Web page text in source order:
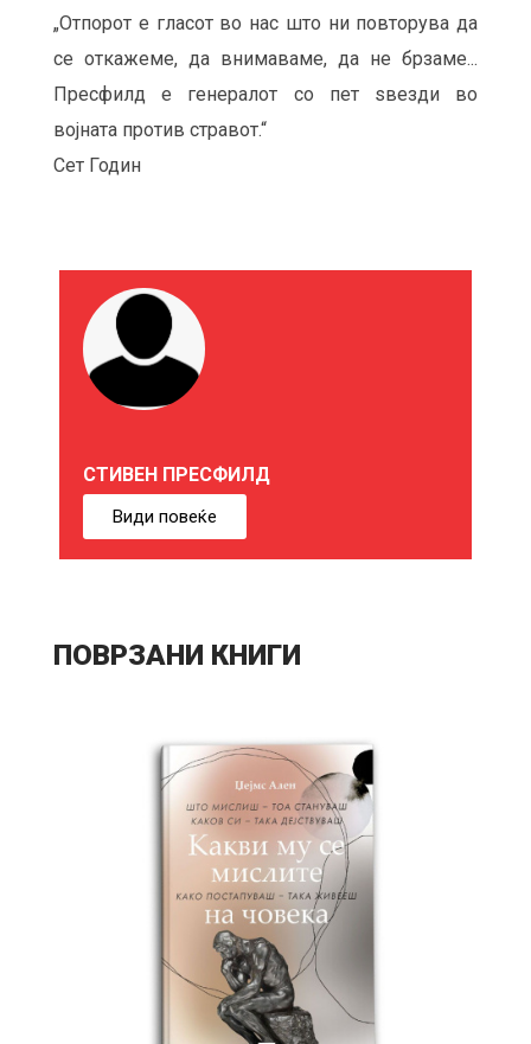
„Отпорот е гласот во нас што ни повторува да
се откажеме, да внимаваме, да не брзаме...
Пресфилд е генералот со пет ѕвезди во
војната против стравот.“
Сет Годин
СТИВЕН ПРЕСФИЛД
Види повеќе
ПОВРЗАНИ КНИГИ